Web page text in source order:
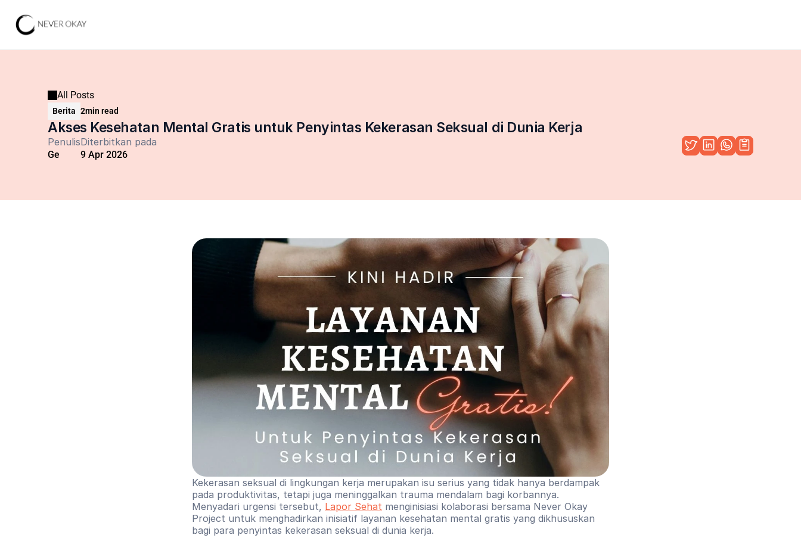
All Posts
Berita 2min read
Akses Kesehatan Mental Gratis untuk Penyintas Kekerasan Seksual di Dunia Kerja
Penulis
Ge
Diterbitkan pada
9 Apr 2026
Kekerasan seksual di lingkungan kerja merupakan isu serius yang tidak hanya berdampak
pada produktivitas, tetapi juga meninggalkan trauma mendalam bagi korbannya.
Menyadari urgensi tersebut, Lapor Sehat menginisiasi kolaborasi bersama Never Okay
Project untuk menghadirkan inisiatif layanan kesehatan mental gratis yang dikhususkan
bagi para penyintas kekerasan seksual di dunia kerja.